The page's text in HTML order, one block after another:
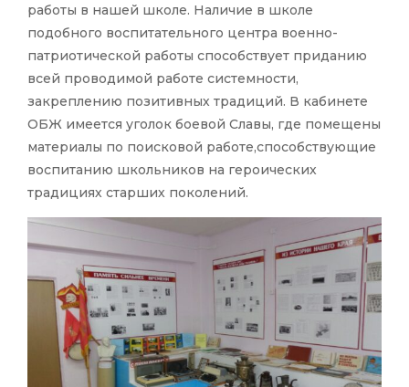
работы в нашей школе. Наличие в школе
подобного воспитательного центра военно-
патриотической работы способствует приданию
всей проводимой работе системности,
закреплению позитивных традиций. В кабинете
ОБЖ имеется уголок боевой Славы, где помещены
материалы по поисковой работе,способствующие
воспитанию школьников на героических
традициях старших поколений.